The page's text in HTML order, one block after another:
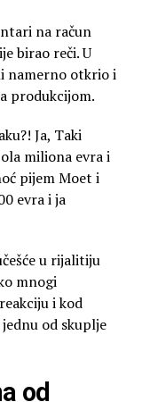
na račun
birao reči. U
namerno otkrio i
produkcijom.
Ja, Taki
miliona evra i
pijem Moet i
evra i ja
u rijalitiju
mnogi
i kod
od skuplje
od